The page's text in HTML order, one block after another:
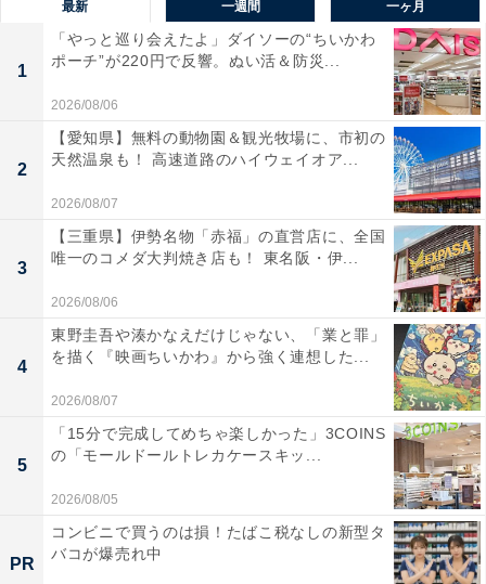
最新 一週間 一ヶ月
1
「やっと巡り会えたよ」ダイソーの“ちいかわ
ポーチ”が220円で反響。ぬい活＆防災...
2026/08/06
2
【愛知県】無料の動物園＆観光牧場に、市初の
天然温泉も！ 高速道路のハイウェイオア...
2026/08/07
3
【三重県】伊勢名物「赤福」の直営店に、全国
唯一のコメダ大判焼き店も！ 東名阪・伊...
2026/08/06
4
東野圭吾や湊かなえだけじゃない、「業と罪」
を描く『映画ちいかわ』から強く連想した...
2026/08/07
5
「15分で完成してめちゃ楽しかった」3COINS
の「モールドールトレカケースキッ...
2026/08/05
PR
コンビニで買うのは損！たばこ税なしの新型タ
バコが爆売れ中